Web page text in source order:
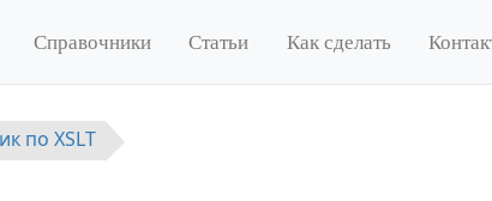
Справочники Статьи Как сделать
по XSLT